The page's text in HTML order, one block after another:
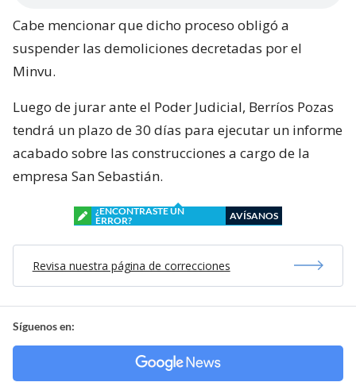
Cabe mencionar que dicho proceso obligó a
suspender las demoliciones decretadas por el
Minvu.
Luego de jurar ante el Poder Judicial, Berríos Pozas
tendrá un plazo de 30 días para ejecutar un informe
acabado sobre las construcciones a cargo de la
empresa San Sebastián.
¿ENCONTRASTE UN
ERROR?
AVÍSANOS
Revisa nuestra página de correcciones
Síguenos en: